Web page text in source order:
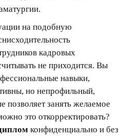
на подобную
кадровых
не приходится. Вы
навыки,
но непрофильный,
позволяет занять желаемое
это откорректировать?
конфиденциально и без